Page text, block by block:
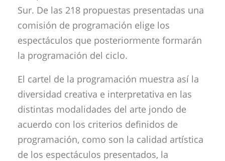
Sur. De las 218 propuestas presentadas una
comisión de programación elige los
espectáculos que posteriormente formarán
la programación del ciclo.
El cartel de la programación muestra así la
diversidad creativa e interpretativa en las
distintas modalidades del arte jondo de
acuerdo con los criterios definidos de
programación, como son la calidad artística
de los espectáculos presentados, la